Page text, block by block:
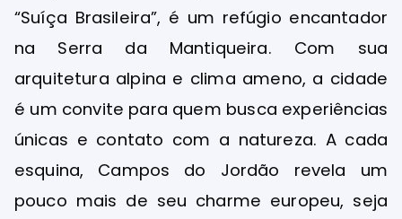
“Suíça Brasileira”, é um refúgio encantador
na Serra da Mantiqueira. Com sua
arquitetura alpina e clima ameno, a cidade
é um convite para quem busca experiências
únicas e contato com a natureza. A cada
esquina, Campos do Jordão revela um
pouco mais de seu charme europeu, seja